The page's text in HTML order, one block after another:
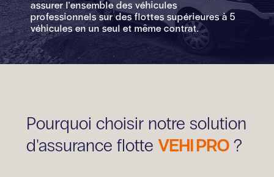
assurer l'ensemble des véhicules
professionnels sur des flottes supérieures à 5
véhicules en un seul et même contrat.
Pourquoi choisir notre solution
d'assurance flotte VEHI PRO?